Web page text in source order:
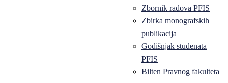
Zbornik radova PFIS
Zbirka monografskih
publikacija
Godišnjak studenata
PFIS
Bilten Pravnog fakulteta